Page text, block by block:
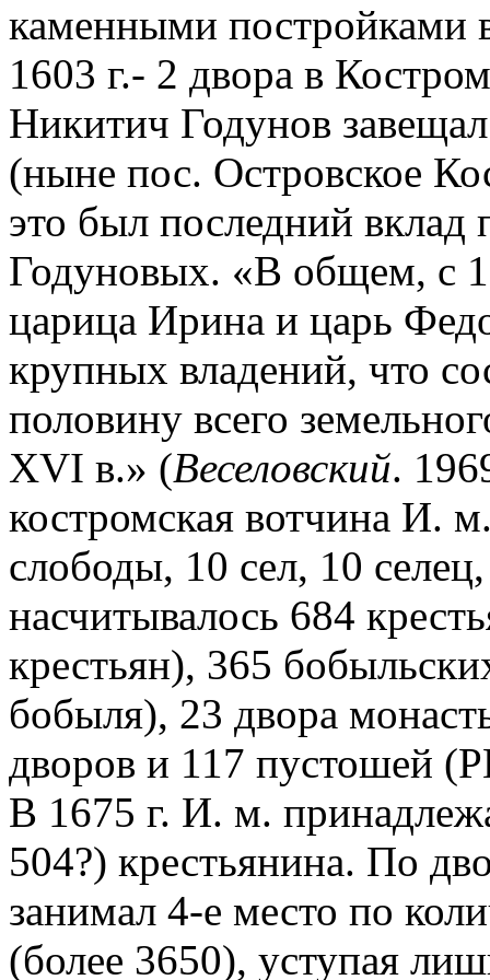
каменными постройками
1603 г.- 2 двора в
Никитич Годунов
(ныне пос. Островское
это был последний вклад
Годуновых. «В общем, с
царица Ирина и царь
крупных владений, что
половину всего
XVI в.» (Веселовский.
костромская вотчина И.
слободы, 10 сел, 10
насчитывалось 684
крестьян), 365
бобыля), 23 двора
дворов и 117 пустошей
В 1675 г. И. м.
504?) крестьянина. По
занимал 4-е место по
(более 3650), уступая